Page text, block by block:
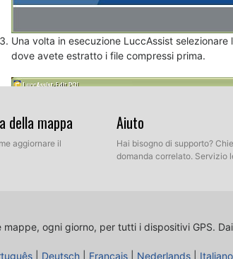
Una volta in esecuzione LuccAssist
dove avete estratto i file compressi prima.
della mappa
aggiornare il
Aiuto
Hai bisogno di supporto?
domanda correlato. Servizio
ogni giorno, per tutti i dispositivi GPS.
Deutsch Français Nederlands Italiano